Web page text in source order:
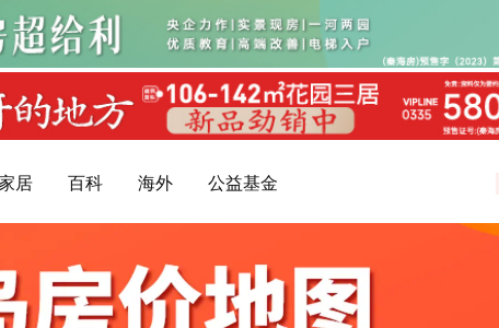
居 百科 海外 公益基金